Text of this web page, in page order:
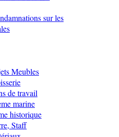
sur les
Meubles
de travail
marine
historique
Staff